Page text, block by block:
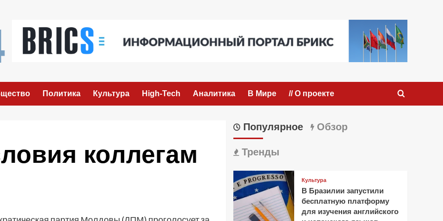
Политика Культура High-Tech Аналитика В Мире // О проекте
коллегам
Популярное Обзор
Тренды
Культура
В Бразилии запустили
бесплатную платформу
для изучения английского